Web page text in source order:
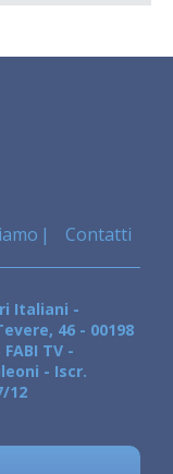
Contatti
Italiani -
46 - 00198
TV -
- Iscr.
12